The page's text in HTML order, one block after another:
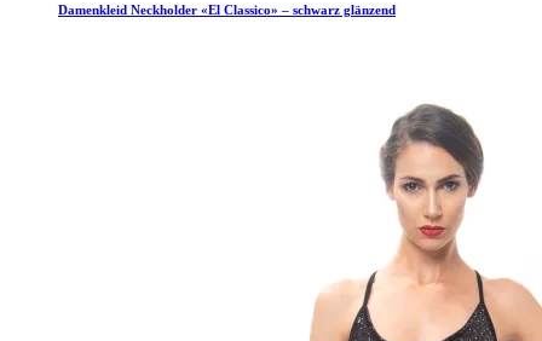
Damenkleid Neckholder «El Classico» – schwarz glänzend